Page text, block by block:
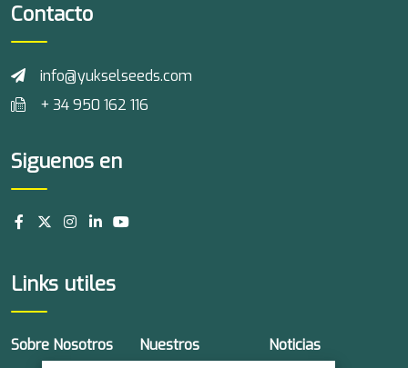
Contacto
info@yukselseeds.com
+ 34 950 162 116
Siguenos en
Links utiles
Sobre Nosotros
Nuestros
Noticias